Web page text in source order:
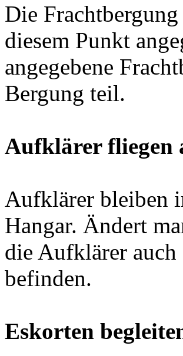
Die
diesem Punkt
angegebene
Bergung teil.
Aufklärer fliegen
Aufklärer bleiben
Hangar. Ändert
die Aufklärer
befinden.
Eskorten